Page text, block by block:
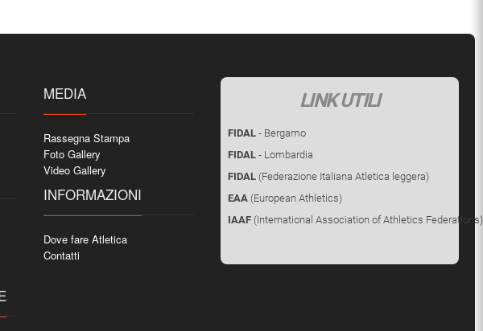
MEDIA
Rassegna Stampa
Foto Gallery
Video Gallery
INFORMAZIONI
Dove fare Atletica
Contatti
LINK UTILI
FIDAL- Bergamo
FIDAL- Lombardia
FIDAL(Federazione Italiana Atletica leggera)
EAA(European Athletics)
IAAF(International Association of Athletics Federations)